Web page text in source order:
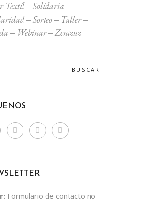
Textil
Solidaria
Sorteo
Taller
Webinar Zentzuz
Formulario de contacto no